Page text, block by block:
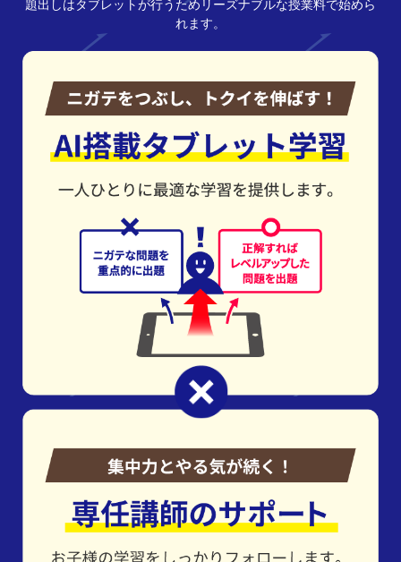
題出しはタブレットが行うためリーズナブルな授業料で始めら
れます。